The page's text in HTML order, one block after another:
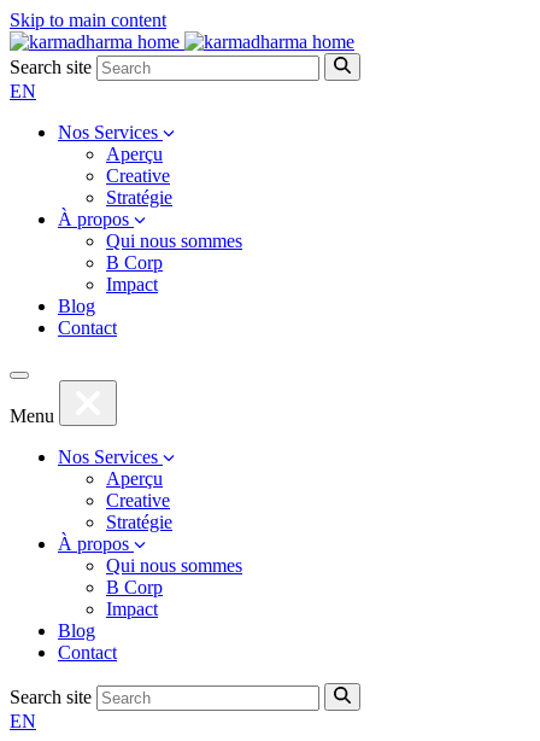
Skip to main content
Search site
EN
Nos Services
Aperçu
Creative
Stratégie
À propos
Qui nous sommes
B Corp
Impact
Blog
Contact
Menu
Nos Services
Aperçu
Creative
Stratégie
À propos
Qui nous sommes
B Corp
Impact
Blog
Contact
Search site
EN